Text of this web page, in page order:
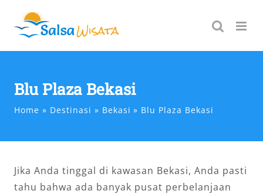
content
Blu Plaza Bekasi
Home Destinasi Bekasi Blu Plaza Bekasi
Jika Anda tinggal di kawasan Bekasi, Anda pasti
tahu bahwa ada banyak pusat perbelanjaan